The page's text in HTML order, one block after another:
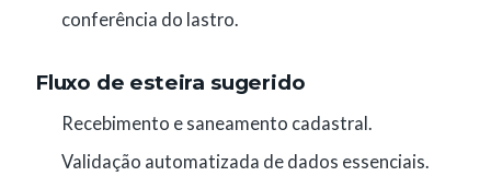
conferência do lastro.
Fluxo de esteira sugerido
Recebimento e saneamento cadastral.
Validação automatizada de dados essenciais.